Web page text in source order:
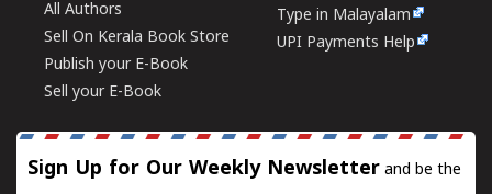
All Authors
Sell On Kerala Book Store
Publish your E-Book
Sell your E-Book
Type in Malayalam
UPI Payments Help
Sign Up for Our Weekly Newsletter and be the